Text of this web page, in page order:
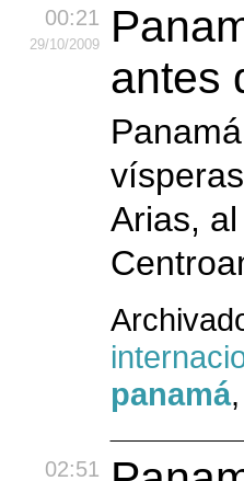
00:21
29/10/2009
antes
Arias,
panamá,
02:51